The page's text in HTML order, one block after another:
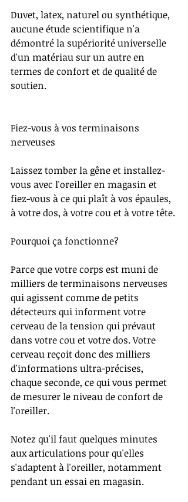
Duvet, latex, naturel ou synthétique,
aucune étude scientifique n'a
démontré la supériorité universelle
d'un matériau sur un autre en
termes de confort et de qualité de
soutien.
Fiez-vous à vos terminaisons
nerveuses
Laissez tomber la gêne et installez-
vous avec l'oreiller en magasin et
fiez-vous à ce qui plaît à vos épaules,
à votre dos, à votre cou et à votre tête.
Pourquoi ça fonctionne?
Parce que votre corps est muni de
milliers de terminaisons nerveuses
qui agissent comme de petits
détecteurs qui informent votre
cerveau de la tension qui prévaut
dans votre cou et votre dos. Votre
cerveau reçoit donc des milliers
d'informations ultra-précises,
chaque seconde, ce qui vous permet
de mesurer le niveau de confort de
l'oreiller.
Notez qu'il faut quelques minutes
aux articulations pour qu'elles
s'adaptent à l'oreiller, notamment
pendant un essai en magasin.